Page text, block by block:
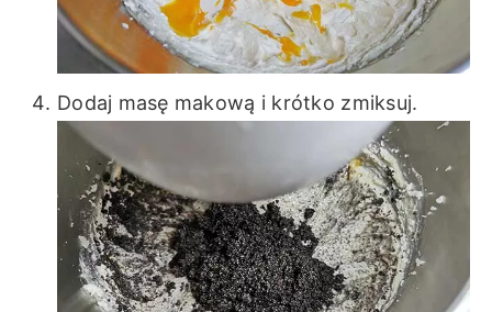
Dodaj masę makową i krótko zmiksuj.